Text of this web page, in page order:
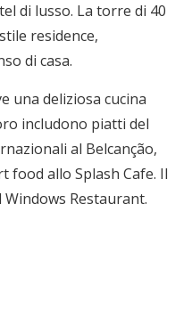
di lusso. La torre di 40
residence,
di casa.
una deliziosa cucina
includono piatti del
al Belcanção,
food allo Splash Cafe. Il
Restaurant.